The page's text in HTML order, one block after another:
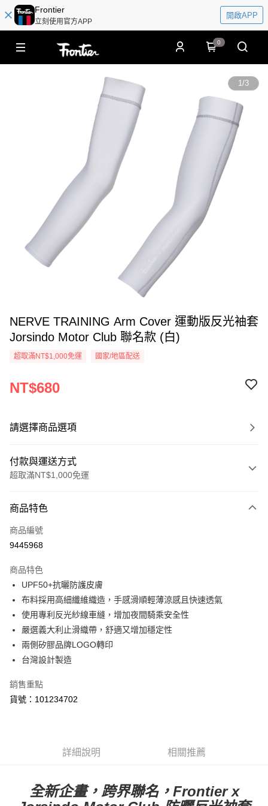
Frontier
立刻使用官方APP
開啟APP
0
1/3
NERVE TRAINING Arm Cover 運動版反光袖套
Jorsindo Motor Club 聯名款 (白)
超取滿NT$1,000免運 國家/地區配送
NT$680
請選擇商品選項
付款與運送方式
超取滿NT$1,000免運
信用卡一次付款
LINE Pay
街口支付
悠遊付
Google Pay
全盈+PAY
運送方式
【付款後7-11取貨】急件勿使用超取
商品特色
商品編號
9445968
商品特色
UPF50+抗曬防護皮膚
布料採用高細纖維織造，手感滑順輕薄涼感且快速透氣
使用專利反光紗線車縫，增加夜間騎乘安全性
嚴選義大利止滑織帶，舒適又增加穩定性
兩側矽膠品牌LOGO轉印
台灣設計製造
銷售重點
貨號：101234702
詳細說明 相關推薦
全新企畫，跨界聯名，Frontier x